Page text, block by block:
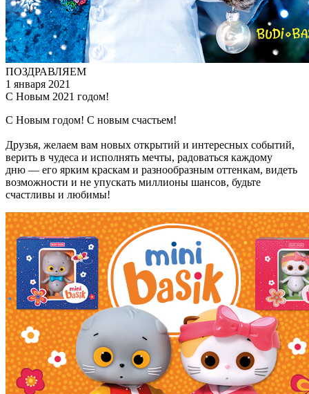
ПОЗДРАВЛЯЕМ
1 января 2021
С Новым 2021 годом!
С Новым годом! С новым счастьем!
Друзья, желаем вам новых открытий и интересных событий,
верить в чудеса и исполнять мечты, радоваться каждому
дню — его ярким краскам и разнообразным оттенкам, видеть
возможности и не упускать миллионы шансов, будьте
счастливы и любимы!